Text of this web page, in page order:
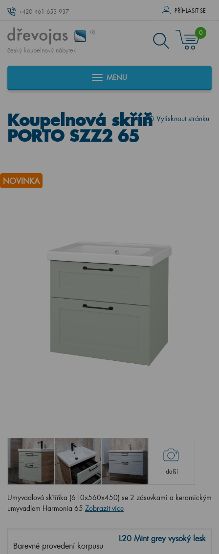
+420 461 653 937 PŘÍHLÁSIT SE
český koupelnový nábytek
0
MENU
Vytisknout stránku
Koupelnová skříň
PORTO SZZ2 65
NOVINKA
další
Umyvadlová skříňka (610x560x450) se 2 zásuvkami a keramickým
umyvadlem Harmonia 65 Zobrazit více
Barevné provedení korpusu
L20 Mint grey vysoký lesk